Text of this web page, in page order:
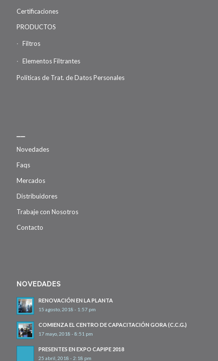
Certificaciones
PRODUCTOS
Filtros
Elementos Filtrantes
Políticas de Trat. de Datos Personales
Novedades
Faqs
Mercados
Distribuidores
Trabaje con Nosotros
Contacto
NOVEDADES
RENOVACIÓN EN LA PLANTA
15 agosto, 2018 - 1:57 pm
COMIENZA EL CENTRO DE CAPACITACIÓN GORA (C.C.G.)
17 mayo, 2018 - 8:51 pm
PRESENTES EN EXPO CAPIPE 2018
25 abril, 2018 - 2:18 pm